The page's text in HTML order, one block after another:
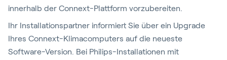
innerhalb der Connext-Plattform vorzubereiten.
Ihr Installationspartner informiert Sie über ein Upgrade
Ihres Connext-Klimacomputers auf die neueste
Software-Version. Bei Philips-Installationen mit